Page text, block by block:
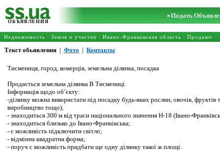
ОБЪЯВЛЕНИЯ
Подать
Недвижимость : Земля и участки : Ивано-Франковская область : Продают
Текст обьявления | Фото | Контакты
Тисмениця, город, комерція, земельна ділянка, посадка
Продається земельна ділянка В Тисмениці.
Інформація щодо об’єкту:
-ділянку можна використати під посадку будь-яких рослин, овочів,
виробництво тощо);
- знаходиться 300 м від траси національного значення Н-18 (Івано-
- знаходиться близько до Івано-Франківська;
- є можливість підключити світло;
- відмінна квадратна форма;
- поруч є можливість придбати ще одну ділянку такої ж площі.